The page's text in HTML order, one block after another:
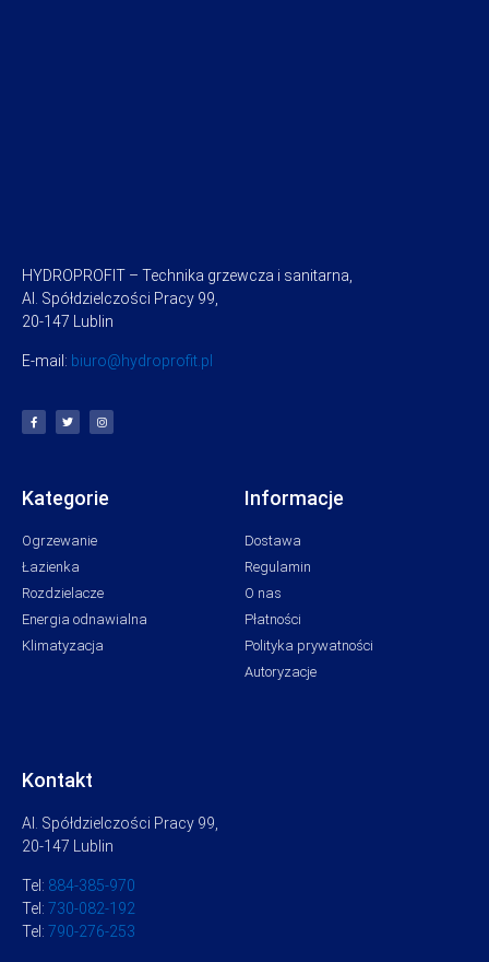
HYDROPROFIT – Technika grzewcza i sanitarna,
Al. Spółdzielczości Pracy 99,
20-147 Lublin
E-mail: biuro@hydroprofit.pl
Kategorie
Ogrzewanie
Łazienka
Rozdzielacze
Energia odnawialna
Klimatyzacja
Informacje
Dostawa
Regulamin
O nas
Płatności
Polityka prywatności
Autoryzacje
Kontakt
Al. Spółdzielczości Pracy 99,
20-147 Lublin
Tel: 884-385-970
Tel: 730-082-192
Tel: 790-276-253